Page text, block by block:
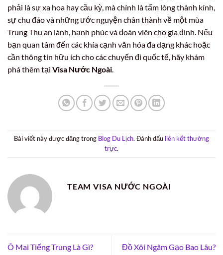
phải là sự xa hoa hay cầu kỳ, mà chính là tấm lòng thành kính,
sự chu đáo và những ước nguyện chân thành về một mùa
Trung Thu an lành, hạnh phúc và đoàn viên cho gia đình. Nếu
bạn quan tâm đến các khía cạnh văn hóa đa dạng khác hoặc
cần thông tin hữu ích cho các chuyến đi quốc tế, hãy khám
phá thêm tại Visa Nước Ngoài
Bài viết này được đăng trong Blog Du Lịch. Đánh dấu liên kết thường
trực.
TEAM VISA NƯỚC NGOÀI
Ô Mai Tiếng Trung Là Gì?
Đồ Xôi Ngâm Gạo Bao Lâu?